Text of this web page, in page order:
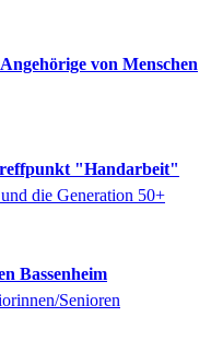
von Menschen
"Handarbeit"
die Generation 50+
Bassenheim
Senioren